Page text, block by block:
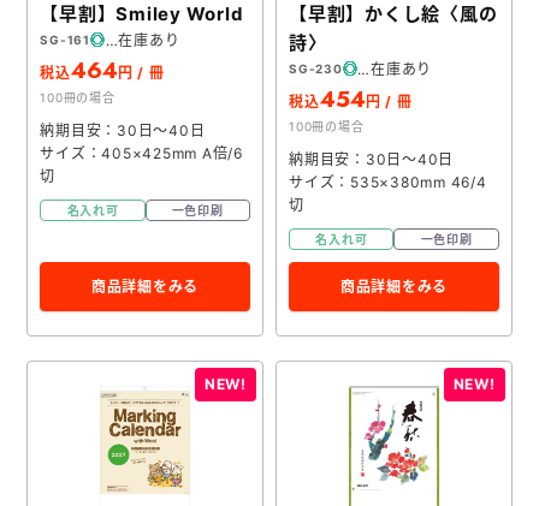
【早割】Smiley World
SG-161
在庫あり
税込464 円 / 冊
100冊の場合
納期目安：30日～40日
サイズ：405×425mm A倍/6
切
名入れ可 一色印刷
商品詳細をみる
【早割】かくし絵〈風の
詩〉
SG-230
在庫あり
税込454 円 / 冊
100冊の場合
納期目安：30日～40日
サイズ：535×380mm 46/4
切
名入れ可 一色印刷
商品詳細をみる